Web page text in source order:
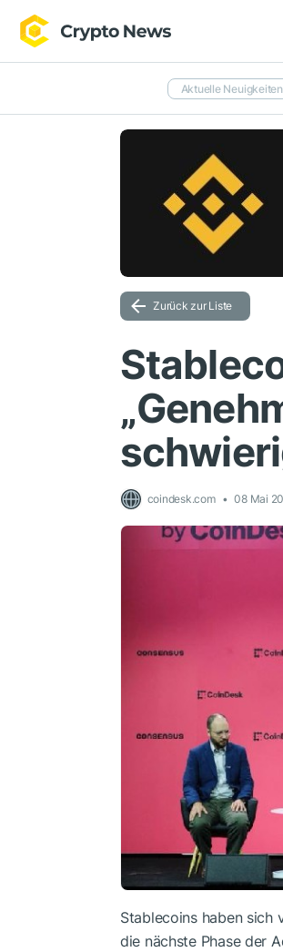
Aktuelle Neuigkeiten
Zurück zur Liste
coindesk.com 08 Mai
Stablecoins haben sich
die nächste Phase der